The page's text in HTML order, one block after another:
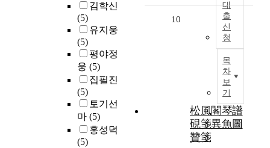
김학신
(5)
유지웅
(5)
평야정
웅 (5)
집필진
(5)
토기선
마 (5)
홍성덕
(5)
대
출
신
청
목
차
보
기
10
松風閣琴譜
硯箋異魚圖
贊箋